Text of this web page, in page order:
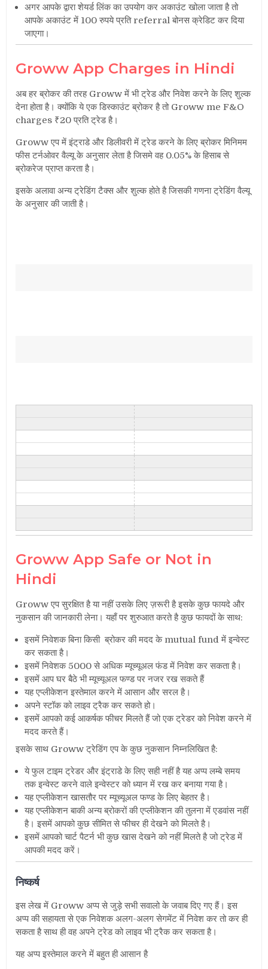
अगर आपके द्वारा शेयर्ड लिंक का उपयोग कर अकाउंट खोला जाता है तो
आपके अकाउंट में 100 रुपये प्रति referral बोनस क्रेडिट कर दिया
जाएगा।
Groww App Charges in Hindi
अब हर ब्रोकर की तरह Groww में भी ट्रेड और निवेश करने के लिए शुल्क
देना होता है। क्योंकि ये एक डिस्काउंट ब्रोकर है तो Groww me F&O
charges ₹20 प्रति ट्रेड है।
Groww एप में इंट्राडे और डिलीवरी में ट्रेड करने के लिए ब्रोकर मिनिमम
फीस टर्नओवर वैल्यू के अनुसार लेता है जिसमे वह 0.05% के हिसाब से
ब्रोकरेज प्राप्त करता है।
इसके अलावा अन्य ट्रेडिंग टैक्स और शुल्क होते है जिसकी गणना ट्रेडिंग वैल्यू
के अनुसार की जाती है।
Groww App Safe or Not in
Hindi
Groww एप सुरक्षित है या नहीं उसके लिए ज़रूरी है इसके कुछ फायदे और
नुकसान की जानकारी लेना। यहाँ पर शुरुआत करते है कुछ फायदों के साथ:
इसमें निवेशक बिना किसी ब्रोकर की मदद के mutual fund में इन्वेस्ट
कर सकता है।
इसमें निवेशक 5000 से अधिक म्यूच्यूअल फंड में निवेश कर सकता है।
इसमें आप घर बैठे भी म्यूच्यूअल फण्ड पर नजर रख सकते हैं
यह एप्लीकेशन इस्तेमाल करने में आसान और सरल है।
अपने स्टॉक को लाइव ट्रैक कर सकते हो।
इसमें आपको कई आकर्षक फीचर मिलते हैं जो एक ट्रेडर को निवेश करने में
मदद करते हैं।
इसके साथ Groww ट्रेडिंग एप के कुछ नुकसान निम्नलिखित है:
ये फुल टाइम ट्रेडर और इंट्राडे के लिए सही नहीं है यह अप्प लम्बे समय
तक इन्वेस्ट करने वाले इन्वेस्टर को ध्यान में रख कर बनाया गया है।
यह एप्लीकेशन खासतौर पर म्यूच्यूअल फण्ड के लिए बेहतर है।
यह एप्लीकेशन बाकी अन्य ब्रोकरों की एप्लीकेशन की तुलना में एडवांस नहीं
है। इसमें आपको कुछ सीमित से फीचर ही देखने को मिलते है।
इसमें आपको चार्ट पैटर्न भी कुछ खास देखने को नहीं मिलते है जो ट्रेड में
आपकी मदद करें।
निष्कर्ष
इस लेख में Groww अप्प से जुड़े सभी सवालो के जवाब दिए गए हैं। इस
अप्प की सहायता से एक निवेशक अलग-अलग सेगमेंट में निवेश कर तो कर ही
सकता है साथ ही वह अपने ट्रेड को लाइव भी ट्रैक कर सकता है।
यह अप्प इस्तेमाल करने में बहुत ही आसान है